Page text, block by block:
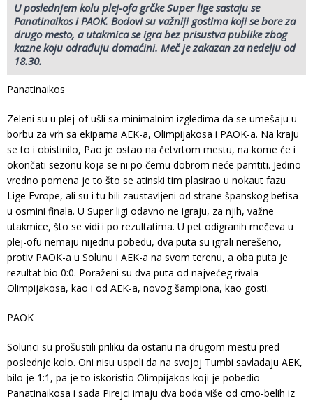
U poslednjem kolu plej-ofa grčke Super lige sastaju se
Panatinaikos i PAOK. Bodovi su važniji gostima koji se bore za
drugo mesto, a utakmica se igra bez prisustva publike zbog
kazne koju odrađuju domaćini. Meč je zakazan za nedelju od
18.30.
Panatinaikos
Zeleni su u plej-of ušli sa minimalnim izgledima da se umešaju u
borbu za vrh sa ekipama AEK-a, Olimpijakosa i PAOK-a. Na kraju
se to i obistinilo, Pao je ostao na četvrtom mestu, na kome će i
okončati sezonu koja se ni po čemu dobrom neće pamtiti. Jedino
vredno pomena je to što se atinski tim plasirao u nokaut fazu
Lige Evrope, ali su i tu bili zaustavljeni od strane španskog betisa
u osmini finala. U Super ligi odavno ne igraju, za njih, važne
utakmice, što se vidi i po rezultatima. U pet odigranih mečeva u
plej-ofu nemaju nijednu pobedu, dva puta su igrali nerešeno,
protiv PAOK-a u Solunu i AEK-a na svom terenu, a oba puta je
rezultat bio 0:0. Poraženi su dva puta od najvećeg rivala
Olimpijakosa, kao i od AEK-a, novog šampiona, kao gosti.
PAOK
Solunci su prošustili priliku da ostanu na drugom mestu pred
poslednje kolo. Oni nisu uspeli da na svojoj Tumbi savladaju AEK,
bilo je 1:1, pa je to iskoristio Olimpijakos koji je pobedio
Panatinaikosa i sada Pirejci imaju dva boda više od crno-belih iz